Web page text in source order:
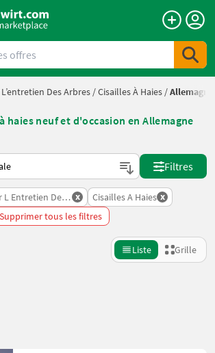
Des Arbres /Cisailles À Haies /Allemagne
haies neuf et d'occasion en Allemagne
sont triées sur Landwirt.com
Filtres
L Entretien Des Arbres
x Cisailles A Haies x
Supprimer tous les filtres
Liste Grille